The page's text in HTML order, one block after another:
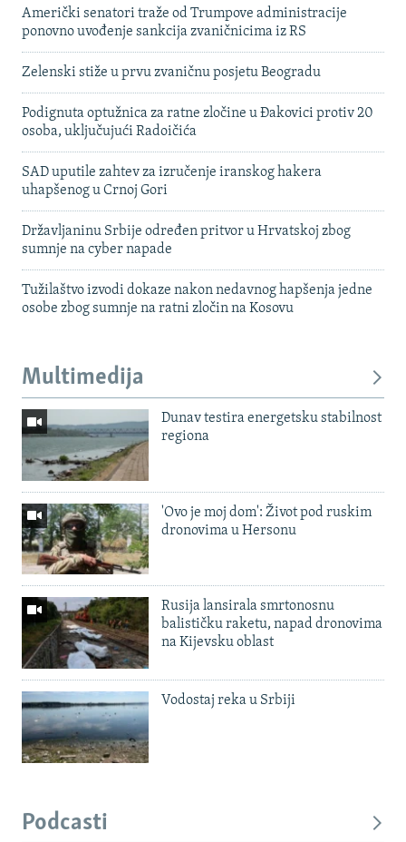
Američki senatori traže od Trumpove administracije
ponovno uvođenje sankcija zvaničnicima iz RS
Zelenski stiže u prvu zvaničnu posjetu Beogradu
Podignuta optužnica za ratne zločine u Đakovici protiv 20
osoba, uključujući Radoičića
SAD uputile zahtev za izručenje iranskog hakera
uhapšenog u Crnoj Gori
Državljaninu Srbije određen pritvor u Hrvatskoj zbog
sumnje na cyber napade
Tužilaštvo izvodi dokaze nakon nedavnog hapšenja jedne
osobe zbog sumnje na ratni zločin na Kosovu
Multimedija
Dunav testira energetsku stabilnost
regiona
'Ovo je moj dom': Život pod ruskim
dronovima u Hersonu
Rusija lansirala smrtonosnu
balističku raketu, napad dronovima
na Kijevsku oblast
Vodostaj reka u Srbiji
Podcasti